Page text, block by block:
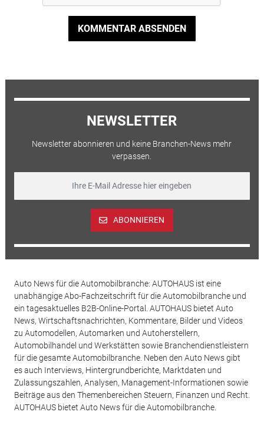
KOMMENTAR ABSENDEN
NEWSLETTER
Newsletter abonnieren und keine Branchen-News mehr
verpassen.
ABONNIEREN
Auto News für die Automobilbranche: AUTOHAUS ist eine
unabhängige Abo-Fachzeitschrift für die Automobilbranche und
ein tagesaktuelles B2B-Online-Portal. AUTOHAUS bietet Auto
News, Wirtschaftsnachrichten, Kommentare, Bilder und Videos
zu Automodellen, Automarken und Autoherstellern,
Automobilhandel und Werkstätten sowie Branchendienstleistern
für die gesamte Automobilbranche. Neben den Auto News gibt
es auch Interviews, Hintergrundberichte, Marktdaten und
Zulassungszahlen, Analysen, Management-Informationen sowie
Beiträge aus den Themenbereichen Steuern, Finanzen und Recht.
AUTOHAUS bietet Auto News für die Automobilbranche.